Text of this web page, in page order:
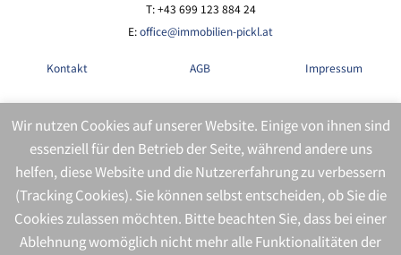
T: +43 699 123 884 24
E:office@immobilien-pickl.at
Kontakt AGB Impressum
Datenschutz Presse Rechtliches
Wir nutzen Cookies auf unserer Website. Einige von ihnen sind
essenziell für den Betrieb der Seite, während andere uns
helfen, diese Website und die Nutzererfahrung zu verbessern
(Tracking Cookies). Sie können selbst entscheiden, ob Sie die
Cookies zulassen möchten. Bitte beachten Sie, dass bei einer
Ablehnung womöglich nicht mehr alle Funktionalitäten der